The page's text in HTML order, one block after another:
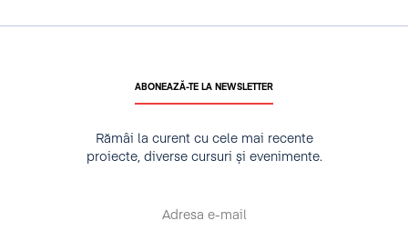
ABONEAZĂ-TE LA NEWSLETTER
Rămâi la curent cu cele mai recente
proiecte, diverse cursuri și evenimente.